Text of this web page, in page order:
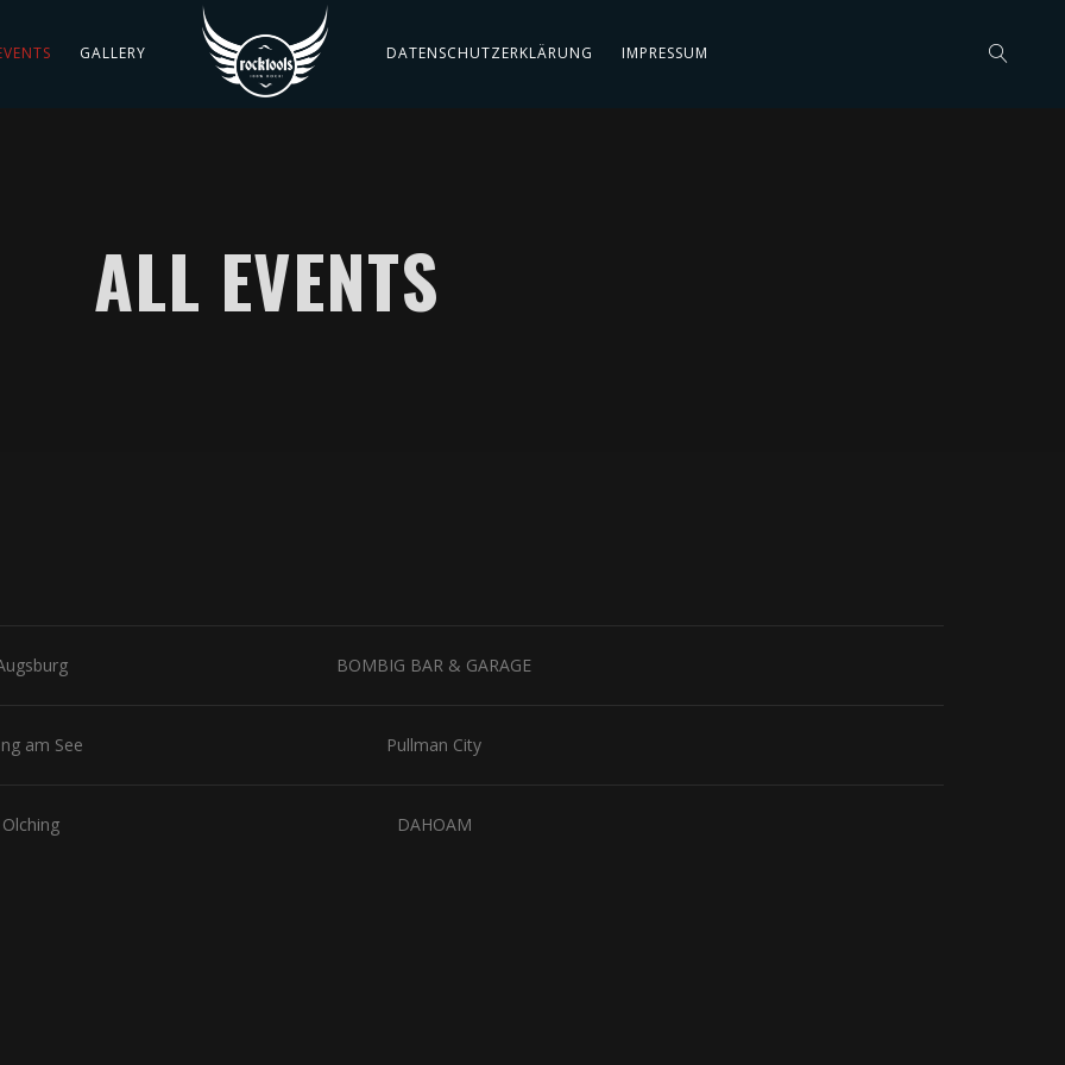
GALLERY DATENSCHUTZERKLÄRUNG IMPRESSUM
ALL EVENTS
BOMBIG BAR & GARAGE
am See Pullman City
Olching DAHOAM